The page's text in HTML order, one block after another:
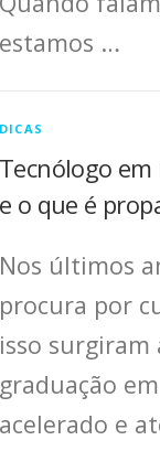
estamos …
DICAS
Tecnólogo
e o que é
Nos últimos
procura por
isso
graduação
acelerado e